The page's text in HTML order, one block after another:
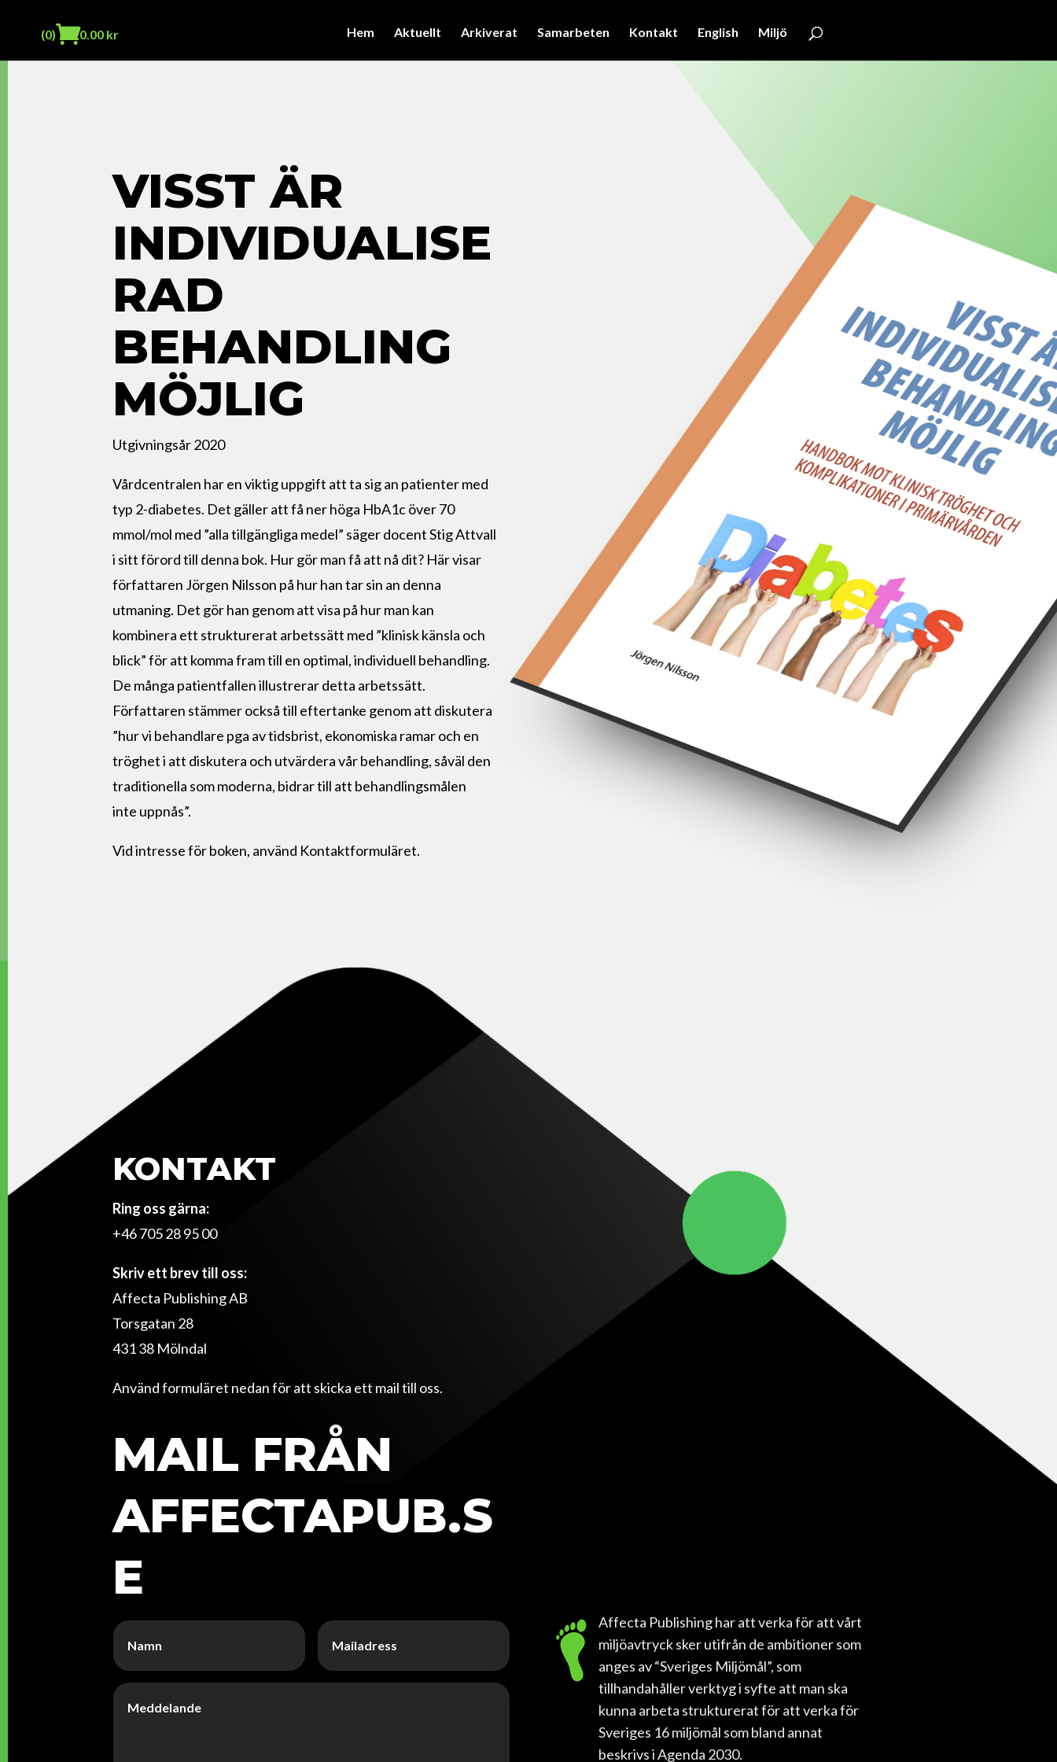
Hem Aktuellt Arkiverat Samarbeten Kontakt English Miljö
(0) 0.00 kr
VISST ÄR
INDIVIDUALISE
RAD
BEHANDLING
MÖJLIG
Utgivningsår 2020
Vårdcentralen har en viktig uppgift att ta sig an patienter med
typ 2-diabetes. Det gäller att få ner höga HbA1c över 70
mmol/mol med ”alla tillgängliga medel” säger docent Stig Attvall
i sitt förord till denna bok. Hur gör man få att nå dit? Här visar
författaren Jörgen Nilsson på hur han tar sin an denna
utmaning. Det gör han genom att visa på hur man kan
kombinera ett strukturerat arbetssätt med ”klinisk känsla och
blick” för att komma fram till en optimal, individuell behandling.
De många patientfallen illustrerar detta arbetssätt.
Författaren stämmer också till eftertanke genom att diskutera
”hur vi behandlare pga av tidsbrist, ekonomiska ramar och en
tröghet i att diskutera och utvärdera vår behandling, såväl den
traditionella som moderna, bidrar till att behandlingsmålen
inte uppnås”.
Vid intresse för boken, använd Kontaktformuläret.
KONTAKT
Ring oss gärna:
+46 705 28 95 00
Skriv ett brev till oss:
Affecta Publishing AB
Torsgatan 28
431 38 Mölndal
Använd formuläret nedan för att skicka ett mail till oss.
MAIL FRÅN
AFFECTAPUB.S
E
Affecta Publishing har att verka för att vårt
miljöavtryck sker utifrån de ambitioner som
anges av “Sveriges Miljömål”, som
tillhandahåller verktyg i syfte att man ska
kunna arbeta strukturerat för att verka för
Sveriges 16 miljömål som bland annat
beskrivs i Agenda 2030.